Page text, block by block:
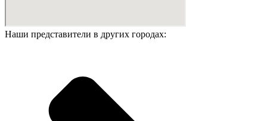
Наши представители в других городах: